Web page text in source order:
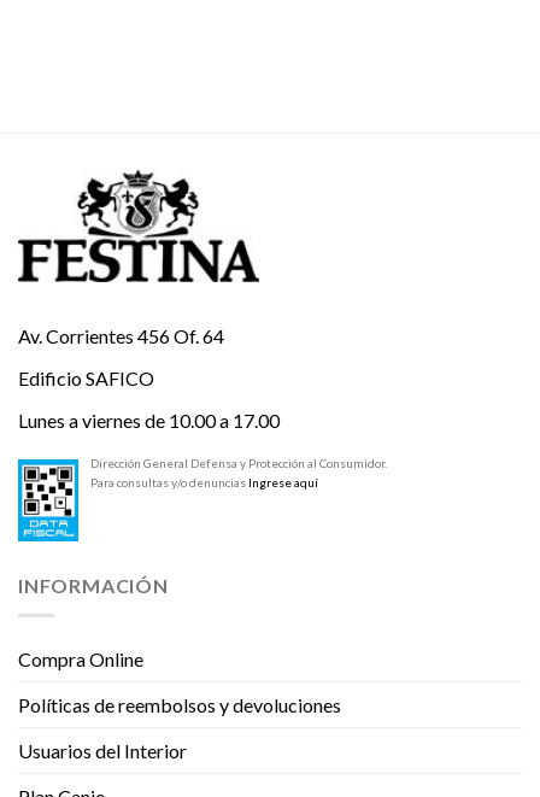
Av. Corrientes 456 Of. 64
Edificio SAFICO
Lunes a viernes de 10.00 a 17.00
Dirección General Defensa y Protección al Consumidor.
Para consultas y/o denuncias Ingrese aquí
INFORMACIÓN
Compra Online
Políticas de reembolsos y devoluciones
Usuarios del Interior